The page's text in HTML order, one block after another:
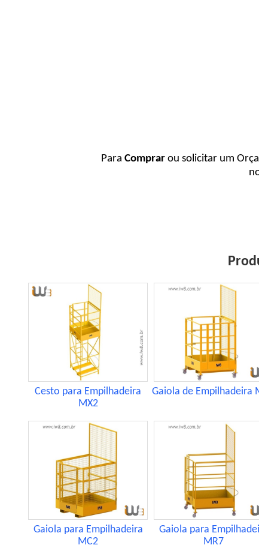
Para Comprar ou solicitar um
Cesto para Empilhadeira
MX2
Gaiola de Empilhadeira
Gaiola para Empilhadeira
MC2
Gaiola para
MR7